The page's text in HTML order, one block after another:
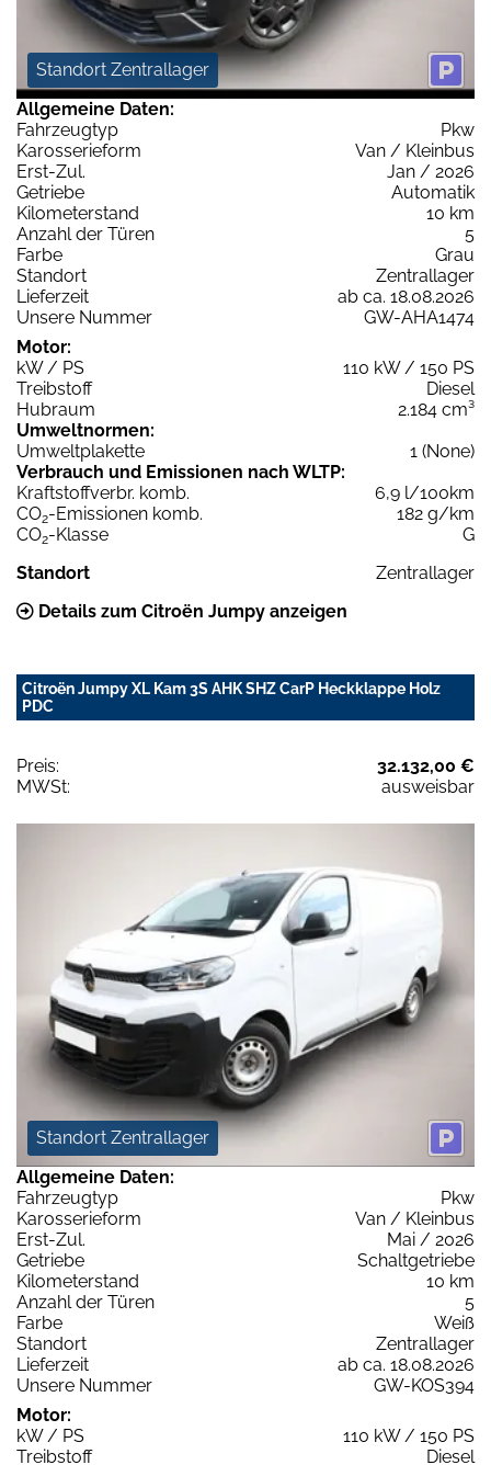
Standort Zentrallager
Allgemeine Daten:
Fahrzeugtyp
Pkw
Karosserieform
Van / Kleinbus
Erst-Zul.
Jan / 2026
Getriebe
Automatik
Kilometerstand
10 km
Anzahl der Türen
5
Farbe
Grau
Standort
Zentrallager
Lieferzeit
ab ca. 18.08.2026
Unsere Nummer
GW-AHA1474
Motor:
kW / PS
110 kW / 150 PS
Treibstoff
Diesel
Hubraum
2.184 cm³
Umweltnormen:
Umweltplakette
1 (None)
Verbrauch und Emissionen nach WLTP:
Kraftstoffverbr. komb.
6,9 l/100km
CO2-Emissionen komb.
182 g/km
CO2-Klasse
G
Standort
Zentrallager
Details zum Citroën Jumpy anzeigen
Citroën Jumpy XL Kam 3S AHK SHZ CarP Heckklappe Holz
PDC
Preis:
32.132,00 €
MWSt:
ausweisbar
Standort Zentrallager
Allgemeine Daten:
Fahrzeugtyp
Pkw
Karosserieform
Van / Kleinbus
Erst-Zul.
Mai / 2026
Getriebe
Schaltgetriebe
Kilometerstand
10 km
Anzahl der Türen
5
Farbe
Weiß
Standort
Zentrallager
Lieferzeit
ab ca. 18.08.2026
Unsere Nummer
GW-KOS394
Motor:
kW / PS
110 kW / 150 PS
Treibstoff
Diesel